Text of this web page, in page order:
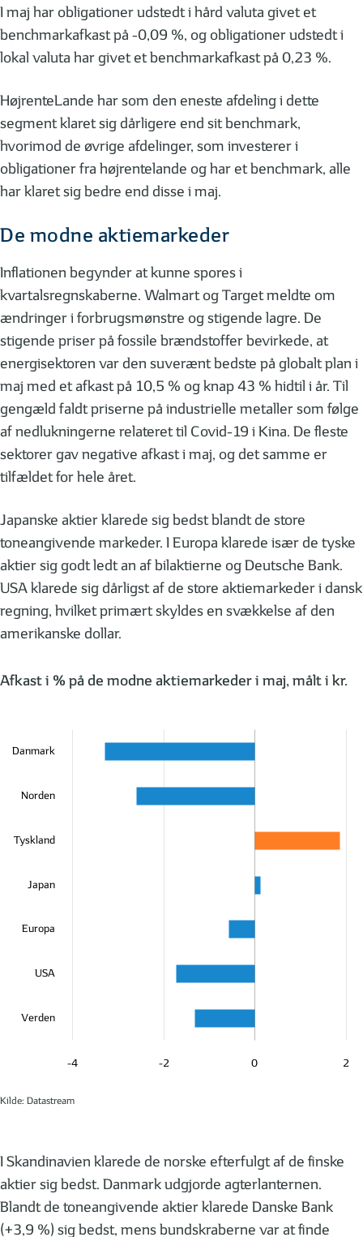
I maj har obligationer udstedt i hård valuta givet et
benchmarkafkast på -0,09 %, og obligationer udstedt i
lokal valuta har givet et benchmarkafkast på 0,23 %.
HøjrenteLande har som den eneste afdeling i dette
segment klaret sig dårligere end sit benchmark,
hvorimod de øvrige afdelinger, som investerer i
obligationer fra højrentelande og har et benchmark, alle
har klaret sig bedre end disse i maj.
De modne aktiemarkeder
Inflationen begynder at kunne spores i
kvartalsregnskaberne. Walmart og Target meldte om
ændringer i forbrugsmønstre og stigende lagre. De
stigende priser på fossile brændstoffer bevirkede, at
energisektoren var den suverænt bedste på globalt plan i
maj med et afkast på 10,5 % og knap 43 % hidtil i år. Til
gengæld faldt priserne på industrielle metaller som følge
af nedlukningerne relateret til Covid-19 i Kina. De fleste
sektorer gav negative afkast i maj, og det samme er
tilfældet for hele året.
Japanske aktier klarede sig bedst blandt de store
toneangivende markeder. I Europa klarede især de tyske
aktier sig godt ledt an af bilaktierne og Deutsche Bank.
USA klarede sig dårligst af de store aktiemarkeder i dansk
regning, hvilket primært skyldes en svækkelse af den
amerikanske dollar.
Afkast i % på de modne aktiemarkeder i maj, målt i kr.
Danmark
Norden
Tyskland
Japan
Europa
USA
Verden
-4 -2 0 2
Kilde: Datastream
I Skandinavien klarede de norske efterfulgt af de finske
aktier sig bedst. Danmark udgjorde agterlanternen.
Blandt de toneangivende aktier klarede Danske Bank
(+3,9 %) sig bedst, mens bundskraberne var at finde